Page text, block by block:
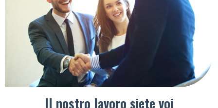
Il nostro lavoro siete voi